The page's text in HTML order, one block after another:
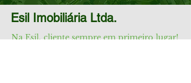
Esil Imobiliária Ltda.
Na Esil, cliente sempre em primeiro lugar!